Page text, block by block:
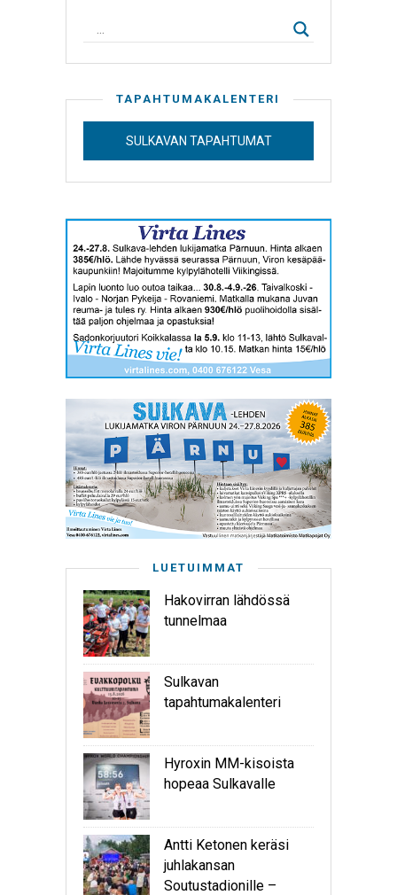
TAPAHTUMAKALENTERI
SULKAVAN TAPAHTUMAT
LUETUIMMAT
Hakovirran lähdössä
tunnelmaa
Sulkavan
tapahtumakalenteri
Hyroxin MM-kisoista
hopeaa Sulkavalle
Antti Ketonen keräsi
juhlakansan
Soutustadionille –